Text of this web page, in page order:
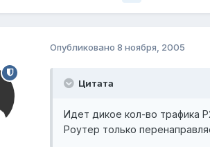
Опубликовано 8 ноября, 2005
Цитата
Идет дикое кол-во трафика
Роутер только